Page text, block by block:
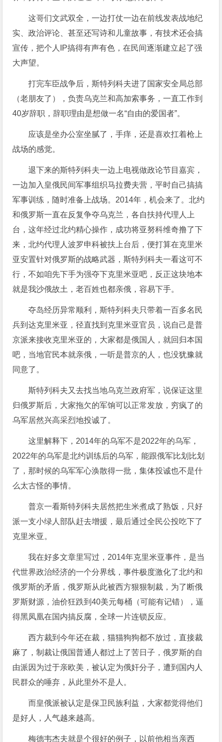
这哥们文武双全，一边打仗一边在前线发表战地纪
实、政治评论、甚至还写诗和儿童故事，有技术还会搞
宣传，把个人IP搞得有声有色，在民间逐渐建立起了强
大声望。
打完车臣战争后，斯特列科夫进了国家安全局总部
（老朋友了），负责乌克兰和高加索事务，一直工作到
40岁辞职，辞职理由是想做一名“自由的爱国者”。
应该是坐办公室坐腻了，手痒，还是喜欢扛着枪上
战场的感觉。
退下来的斯特列科夫一边上电视做政论节目嘉宾，
一边加入皇俄民间军事组织马拉费夫营，平时自己搞搞
军事训练，随时准备上战场。2014年，机会来了。北约
和俄罗斯一直在反复争夺乌克兰，各自扶持代理人上
台，这年经过北约精心操作，成功将亚努科维奇撸了下
来，北约代理人波罗申科被扶上台后，便打算在克里米
亚安置针对俄罗斯的战略武器，斯特列科夫一看这可不
行，不如咱先下手为强夺下克里米亚吧，反正这块地本
就是我沙俄故土，老百姓也都亲俄，容易下手。
夺岛经历异常顺利，斯特列科夫只带着一百多名民
兵到达克里米亚，径直找到克里米亚官员，说自己是普
京派来接收克里米亚的，大家都是俄国人，就回归本国
吧，当地官民本就亲俄，一听是普京的人，也没犹豫就
同意了。
斯特列科夫又去找当地乌克兰政府军，说保证这里
归俄罗斯后，大家拖欠的军饷可以正常发放，穷疯了的
乌军居然兴高采烈地投诚了。
这里解释下，2014年的乌军不是2022年的乌军，
2022年的乌军是北约训练后的乌军，能跟俄军比划比划
了，那时候的乌军军心涣散得一批，集体投诚也不是什
么太古怪的事情。
普京一看斯特列科夫居然把生米煮成了熟饭，只好
派一支小绿人部队赶去增援，最后通过全民公投吃下了
克里米亚。
我在好多文章里写过，2014年克里米亚事件，是当
代世界政治经济的一个分界线，事件极度激化了北约和
俄罗斯的矛盾，俄罗斯从此被西方狠狠制裁，为了断俄
罗斯财源，油价狂跌到40美元每桶（可能有记错），逼
得黑凤凰在国内搞反腐，全球一片连锁反应。
西方裁到今年还在裁，猫猫狗狗都不放过，直接裁
麻了，制裁让俄国普通人都过上了苦日子，俄罗斯的自
由派因为过于亲欧美，被认定为俄奸分子，遭到国内人
民群众的唾弃，从此里外不是人。
而皇俄派被认定是保卫民族利益，大家都觉得他们
是好人，人气越来越高。
梅德韦杰夫就是个很好的例子，以前他相当亲西